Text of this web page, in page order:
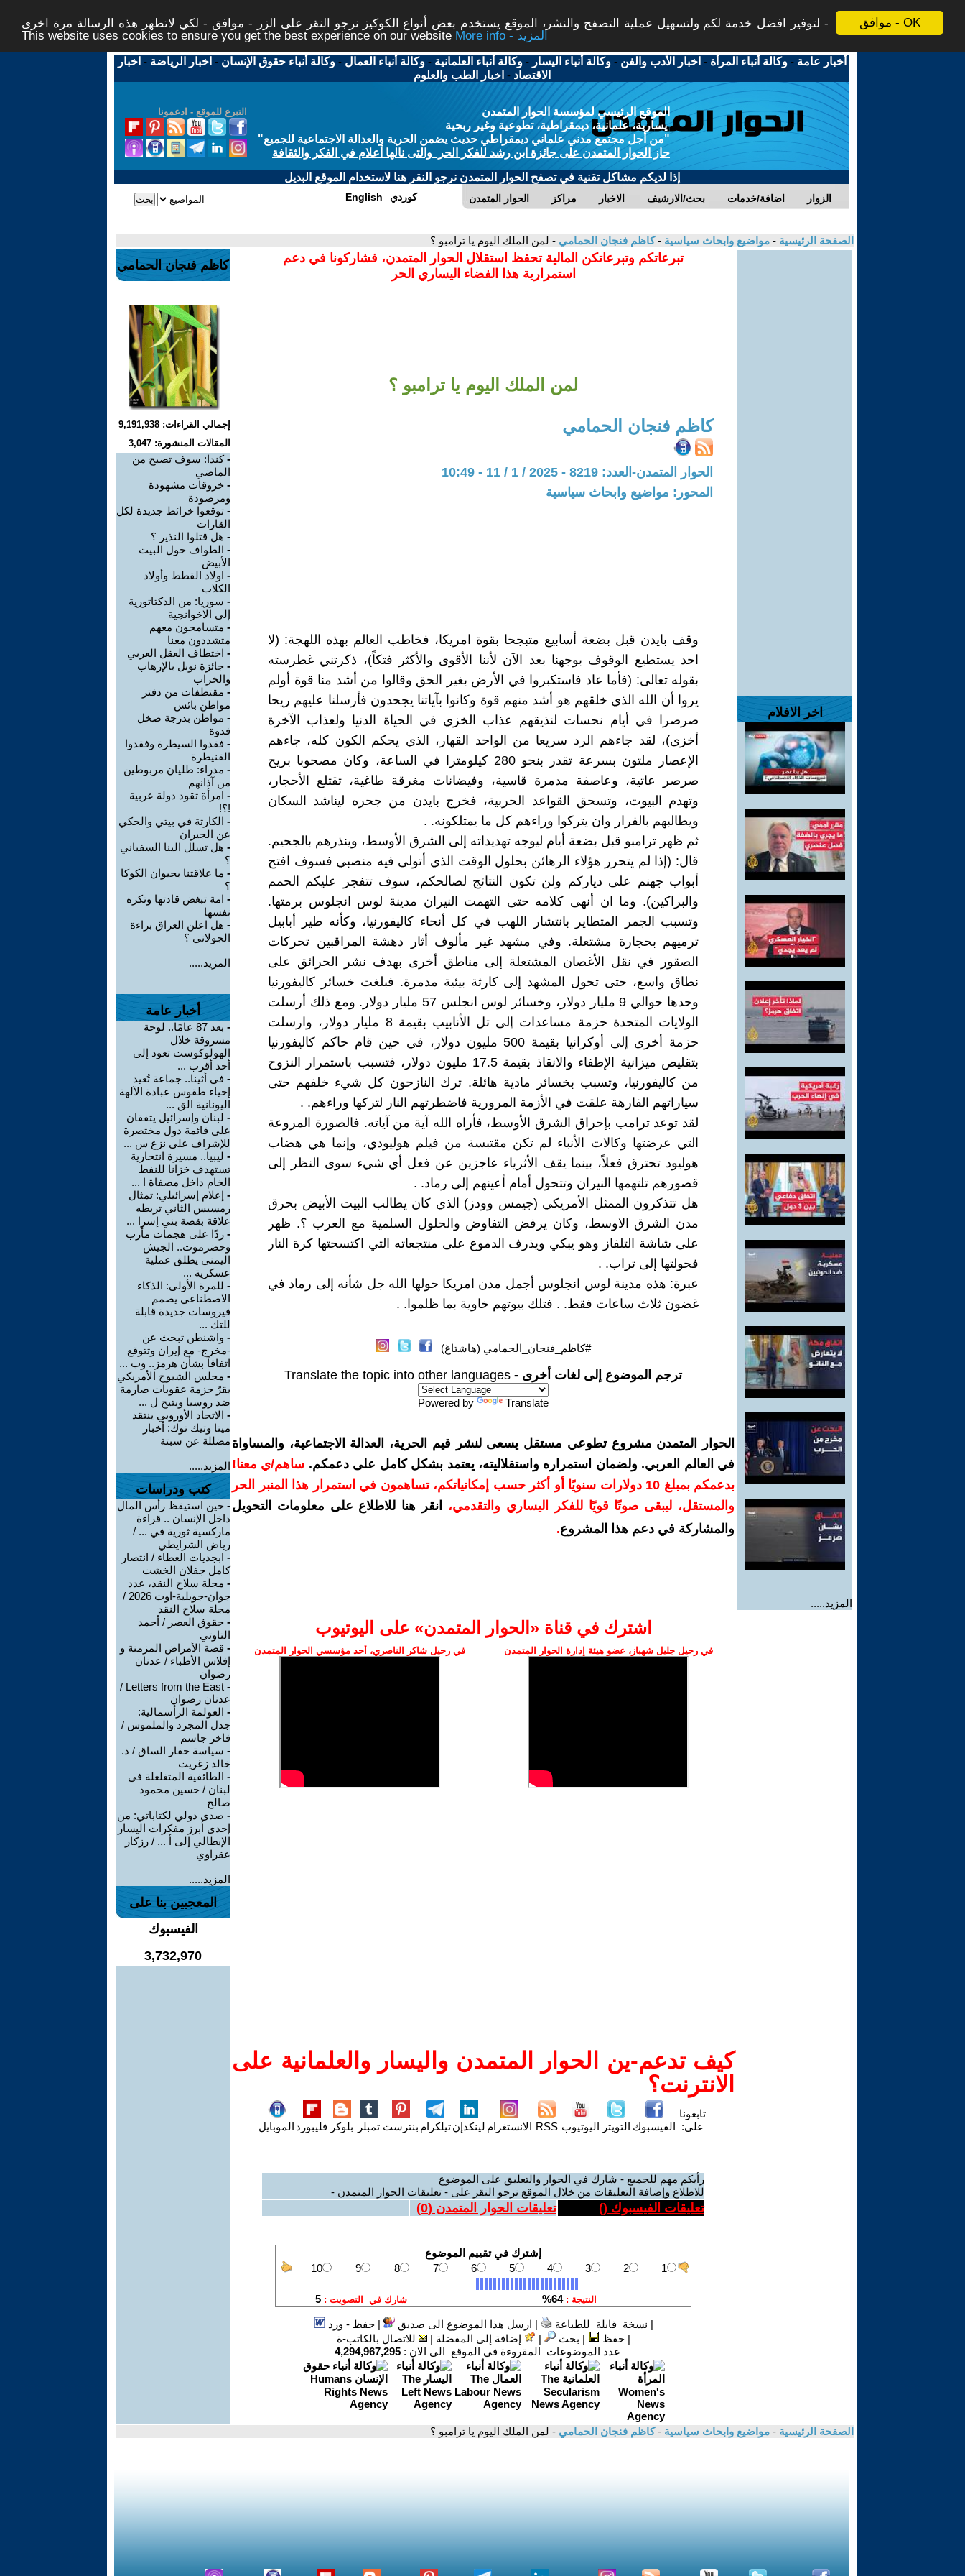
موافق - OK
لتوفير افضل خدمة لكم ولتسهيل عملية التصفح والنشر، الموقع يستخدم بعض أنواع الكوكيز نرجو النقر على الزر - موافق - لكي لاتظهر هذه الرسالة مرة اخرى -
This website uses cookies to ensure you get the best experience on our website
More info - المزيد
أخبار عامة -وكالة أنباء المرأة - اخبار الأدب والفن -وكالة أنباء اليسار -وكالة أنباء العلمانية -وكالة أنباء العمال -وكالة أنباء حقوق الإنسان - اخبار الرياضة - اخبار
الاقتصاد - اخبار الطب والعلوم
التبرع للموقع - ادعمونا
الموقع الرئيسي لمؤسسة الحوار المتمدن
يسارية، علمانية، ديمقراطية، تطوعية وغير ربحية
"من أجل مجتمع مدني علماني ديمقراطي حديث يضمن الحرية والعدالة الاجتماعية للجميع"
حاز الحوار المتمدن على جائزة ابن رشد للفكر الحر والتى نالها أعلام في الفكر والثقافة
إذا لديكم مشاكل تقنية في تصفح الحوار المتمدن نرجو النقر هنا لاستخدام الموقع البديل
الحوار المتمدن مراكز الاخبار بحث/الارشيف اضافة/خدمات الزوار English كوردي
الصفحة الرئيسية - مواضيع وابحاث سياسية -كاظم فنجان الحمامي - لمن الملك اليوم يا ترامبو ؟
اخر الافلام
المزيد.....
تبرعاتكم وتبرعاتكن المالية تحفظ استقلال الحوار المتمدن، فشاركونا في دعم
استمرارية هذا الفضاء اليساري الحر
لمن الملك اليوم يا ترامبو ؟
كاظم فنجان الحمامي
الحوار المتمدن-العدد: 8219 - 2025 / 1 / 11 - 10:49
المحور: مواضيع وابحاث سياسية
وقف بايدن قبل بضعة أسابيع متبجحا بقوة امريكا، فخاطب العالم بهذه اللهجة: (لا
احد يستطيع الوقوف بوجهنا بعد الآن لأننا الأقوى والأكثر فتكاً)، ذكرتني غطرسته
بقوله تعالى: (فأما عاد فاستكبروا في الأرض بغير الحق وقالوا من أشد منا قوة أولم
يروا أن الله الذي خلقهم هو أشد منهم قوة وكانوا بآياتنا يجحدون فأرسلنا عليهم ريحا
صرصرا في أيام نحسات لنذيقهم عذاب الخزي في الحياة الدنيا ولعذاب الآخرة
أخزى)، لقد جاءهم الرد سريعا من الواحد القهار، الذي يحكم الكون كله، جاءهم
الإعصار ملتون بسرعة تقدر بنحو 280 كيلومترا في الساعة، وكان مصحوبا بريح
صرصر عاتية، وعاصفة مدمرة قاسية، وفيضانات مغرقة طاغية، تقتلع الأحجار،
وتهدم البيوت، وتسحق القواعد الحربية، فخرج بايدن من جحره ليناشد السكان
ويطالبهم بالفرار وان يتركوا وراءهم كل ما يمتلكونه. .
ثم ظهر ترامبو قبل بضعة أيام ليوجه تهديداته إلى الشرق الأوسط، وينذرهم بالجحيم.
قال: (إذا لم يتحرر هؤلاء الرهائن بحلول الوقت الذي أتولى فيه منصبي فسوف افتح
أبواب جهنم على دياركم ولن تكون النتائج لصالحكم، سوف تتفجر عليكم الحمم
والبراكين). وما ان أنهى كلامه حتى التهمت النيران مدينة لوس انجلوس برمتها.
وتسبب الجمر المتطاير بانتشار اللهب في كل أنحاء كاليفورنيا، وكأنه طير أبابيل
ترميهم بحجارة مشتعلة. وفي مشهد غير مألوف أثار دهشة المراقبين تحركات
الصقور في نقل الأغصان المشتعلة إلى مناطق أخرى بهدف نشر الحرائق على
نطاق واسع، حتى تحول المشهد إلى كارثة بيئية مدمرة. فبلغت خسائر كاليفورنيا
وحدها حوالي 9 مليار دولار، وخسائر لوس انجلس 57 مليار دولار. ومع ذلك أرسلت
الولايات المتحدة حزمة مساعدات إلى تل الأنابيب بقيمة 8 مليار دولار، وارسلت
حزمة أخرى إلى أوكرانيا بقيمة 500 مليون دولار، في حين قام حاكم كاليفورنيا
بتقليص ميزانية الإطفاء والانقاذ بقيمة 17.5 مليون دولار، فتسبب باستمرار النزوح
من كاليفورنيا، وتسبب بخسائر مادية هائلة. ترك النازحون كل شيء خلفهم حتى
سياراتهم الفارهة علقت في الأزمة المرورية فاضطرتهم النار لتركها وراءهم. .
لقد توعد ترامب بإحراق الشرق الأوسط، فأراه الله آية من آياته. فالصورة المروعة
التي عرضتها وكالات الأنباء لم تكن مقتبسة من فيلم هوليودي، وإنما هي هضاب
هوليود تحترق فعلاً، بينما يقف الأثرياء عاجزين عن فعل أي شيء سوى النظر إلى
قصورهم تلتهمها النيران وتتحول أمام أعينهم إلى رماد. .
هل تتذكرون الممثل الأمريكي (جيمس وودز) الذي كان يطالب البيت الأبيض بحرق
مدن الشرق الاوسط، وكان يرفض التفاوض والحلول السلمية مع العرب ؟. ظهر
على شاشة التلفاز وهو يبكي ويذرف الدموع على منتجعاته التي اكتسحتها كرة النار
فحولتها إلى تراب. .
عبرة: هذه مدينة لوس انجلوس أجمل مدن امريكا حولها الله جل شأنه إلى رماد في
غضون ثلاث ساعات فقط. . فتلك بيوتهم خاوية بما ظلموا. .
#كاظم_فنجان_الحمامي (هاشتاغ)
ترجم الموضوع إلى لغات أخرى - Translate the topic into other languages
Powered by Translate
الحوار المتمدن مشروع تطوعي مستقل يسعى لنشر قيم الحرية، العدالة الاجتماعية، والمساواة
في العالم العربي. ولضمان استمراره واستقلاليته، يعتمد بشكل كامل على دعمكم. ساهم/ي معنا!
بدعمكم بمبلغ 10 دولارات سنويًا أو أكثر حسب إمكانياتكم، تساهمون في استمرار هذا المنبر الحر
والمستقل، ليبقى صوتًا قويًا للفكر اليساري والتقدمي،
انقر هنا للاطلاع على معلومات التحويل
والمشاركة في دعم هذا المشروع.
اشترك في قناة ‫«الحوار المتمدن» على اليوتيوب
في رحيل جليل شهباز، عضو هيئة إدارة الحوار المتمدن في رحيل شاكر الناصري، أحد مؤسسي الحوار المتمدن
كيف تدعم-ين الحوار المتمدن واليسار والعلمانية على
الانترنت؟
تابعونا
على: الفيسبوك التويتر اليوتيوب RSS الانستغرام لينكدإنتيلكرام بنترست تمبلر بلوكر فليبورد الموبايل
رأيكم مهم للجميع - شارك في الحوار والتعليق على الموضوع
للاطلاع وإضافة التعليقات من خلال الموقع نرجو النقر على - تعليقات الحوار المتمدن -
تعليقات الفيسبوك () تعليقات الحوار المتمدن (0
)
| نسخة قابلة للطباعة | ارسل هذا الموضوع الى صديق |حفظ - ورد
|حفظ | بحث | إضافة إلى المفضلة |
للاتصال بالكاتب-ة
عدد الموضوعات المقروءة في الموقع الى الان : 4,294,967,295
كاظم فنجان الحمامي
إجمالي القراءات: 9,191,938
المقالات المنشورة: 3,047
-كندا: سوف تصبح من
الماضي
- خروقات مشهودة
ومرصودة
- توقعوا خرائط جديدة لكل
القارات
- هل قتلوا النذير ؟
- الطواف حول البيت
الأبيض
- اولاد القطط وأولاد
الكلاب
- سوريا: من الدكتاتورية
إلى الاخوانچية
- متسامحون معهم
متشددون معنا
- اختطاف العقل العربي
- جائزة نوبل بالإرهاب
والخراب
- مقتطفات من دفتر
مواطن بائس
- مواطن بدرجة صخل
فدوة
- فقدوا السيطرة وفقدوا
القنيطرة
- مدراء: طليان مربوطين
من آذانهم
- امرأة تقود دولة عربية
!؟!
- الكارثة في بيتي والحكي
عن الجيران
- هل تسلل الينا السفياني
؟
- ما علاقتنا بحيوان الكوكا
؟
- امة تبغض قادتها وتكره
نفسها
- هل اعلن العراق براءة
الجولاني ؟
المزيد.....
أخبار عامة
-
بعد 87 عامًا.. لوحة
مسروقة خلال
الهولوكوست تعود إلى
أحد أقرب ...
- في أثينا.. جماعة تُعيد
إحياء طقوس عبادة الآلهة
اليونانية الق ...
- لبنان وإسرائيل يتفقان
على قائمة دول مختصرة
للإشراف على نزع س ...
- ليبيا.. مسيرة انتحارية
تستهدف خزانا للنفط
الخام داخل مصفاة ا ...
- إعلام إسرائيلي: تمثال
رمسيس الثاني تربطه
علاقة بقصة بني إسرا ...
- ردًا على هجمات مأرب
وحضرموت.. الجيش
اليمني يطلق عملية
عسكرية ...
- للمرة الأولى: الذكاء
الاصطناعي يصمم
فيروسات جديدة قابلة
للتك ...
- واشنطن تبحث عن
-مخرج- مع إيران وتتوقع
اتفاقاً بشأن هرمز.. وب ...
- مجلس الشيوخ الأمريكي
يقرّ حزمة عقوبات صارمة
ضد روسيا ويتيح ل ...
- الاتحاد الأوروبي ينتقد
ميتا وتيك توك: أخبار
مضللة عن سبتة
المزيد.....
كتب ودراسات
- حين استيقظ رأس المال
داخل الإنسان .. قراءة
ماركسية ثورية في ... /
رياض الشرايطي
- ابجديات العطاء / انتصار
كامل جفلان الخشت
- مجلة سلاح النقد، عدد
جوان-جويلية-اوت 2026 /
مجلة سلاح النقد
- حقوق العصر / أحمد
التاوتي
- قصة الأمراض المزمنة و
إفلاس الأطباء / عدنان
رضوان
-
Letters from the East /
عدنان رضوان
- العولمة الرأسمالية:
جدل المجرد والملموس /
فاخر جاسم
- سياسة حفار الساق / د.
خالد زغريت
- الطائفية المتغلغلة في
لبنان / حسين محمود
صالح
- صدى دولي لكتاباتي: من
إحدى أبرز مفكرات اليسار
الإيطالي إلى أ ... / رزكار
عقراوي
المزيد.....
المعجبين بنا على
الفيسبوك
3,732,970
الصفحة الرئيسية - مواضيع وابحاث سياسية -كاظم فنجان الحمامي - لمن الملك اليوم يا ترامبو ؟